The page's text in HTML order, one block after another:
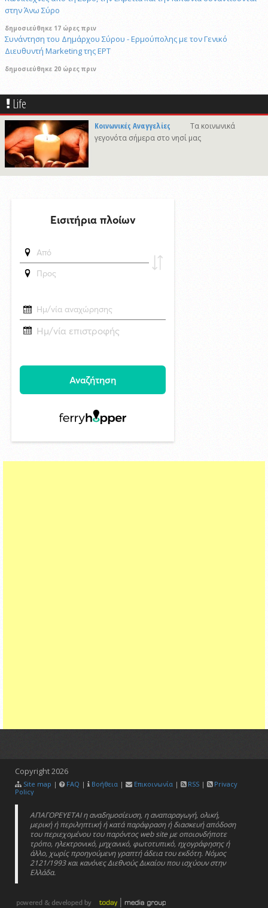
στην Άνω Σύρο
δημοσιεύθηκε 17 ώρες πριν
Συνάντηση του Δημάρχου Σύρου - Ερμούπολης με τον Γενικό
Διευθυντή Marketing της ΕΡΤ
δημοσιεύθηκε 20 ώρες πριν
καμπίνα του
29/4/2026 18:53
Ακραία κλιμάκωση στο Ουκρανικό: Ανελέητοι βομβαρδισμοί - Μεγάλες
στήλες καπνού σε ρωσικά διυλιστήρια - Δείτε βίντεο
δημοσιεύθηκε 12 ώρες πριν
Πρώτη προσέγγιση του υπερπολυτελούς EXPLORA II στη Σύρο με
δημοσιεύθηκε 13 ώρες πριν
Στο Εθνικό Πρόγραμμα Ανάπτυξης η αναβάθμιση του Αεροδρομίου
Πάρου
Life
Κοινωνικές Αναγγελίες
Τα κοινωνικά
γεγονότα σήμερα στο νησί μας
Copyright2026
Site map | FAQ | Βοήθεια | Επικοινωνία | RSS |
Privacy
Policy
ΑΠΑΓΟΡΕΥΕΤΑΙ η αναδημοσίευση, η αναπαραγωγή, ολική,
μερική ή περιληπτική ή κατά παράφραση ή διασκευή απόδοση
του περιεχομένου του παρόντος web site με οποιονδήποτε
τρόπο, ηλεκτρονικό, μηχανικό, φωτοτυπικό, ηχογράφησης ή
άλλο, χωρίς προηγούμενη γραπτή άδεια του εκδότη. Νόμος
2121/1993 και κανόνες Διεθνούς Δικαίου που ισχύουν στην
Ελλάδα.